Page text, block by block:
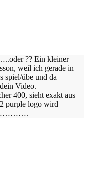
?? Ein kleiner
weil ich gerade in
spiel/übe und da
Video.
400, sieht exakt aus
purple logo wird